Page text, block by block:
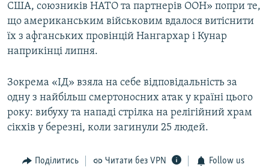
США, союзників НАТО та партнерів ООН» попри те,
що американським військовим вдалося витіснити
їх з афганських провінцій Нангархар і Кунар
наприкінці липня.
Зокрема «ІД» взяла на себе відповідальність за
одну з найбільш смертоносних атак у країні цього
року: вибуху та нападі стрілка на релігійний храм
сікхів у березні, коли загинули 25 людей.
Поділитись Читати без VPN Follow us